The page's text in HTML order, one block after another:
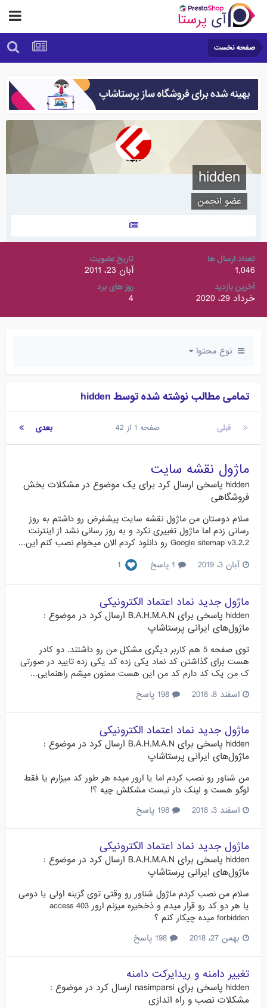
صفحه نخست
hidden
عضو انجمن
تعداد ارسال ها
1,046
تاریخ عضویت
آبان 23، 2011
آخرین بازدید
خرداد 29، 2020
روز های برد
4
نوع محتوا
تمامی مطالب نوشته شده توسط hidden
قبلی بعدی صفحه 1 از 42
ماژول نقشه سایت
hidden پاسخی ارسال کرد برای یک موضوع در مشکلات بخش
فروشگاهی
سلام دوستان من ماژول نقشه سایت پیشفرض رو داشتم به روز
رسانی زدم اما ماژول تغییری نکرد و به روز رسانی نشد از اینترنت
Google sitemap v3.2.2 رو دانلود کردم الان میخوام نصب کنم این...
آبان 3، 2019
1
ماژول جدید نماد اعتماد الکترونیکی
hidden پاسخی برای B.A.H.M.A.N ارسال کرد در موضوع :
ماژول‌های ایرانی پرستاشاپ
توی صفحه 5 هم کاربر دیگری مشکل من رو داشتند. دو کادر
هست برای گذاشتن کد نماد یکی زده کد یکی زده تایید در صورتی
ک من یک کد دارم کد من این هست ممنون میشم راهنمایی...
اسفند 8، 2018
ماژول جدید نماد اعتماد الکترونیکی
hidden پاسخی برای B.A.H.M.A.N ارسال کرد در موضوع :
ماژول‌های ایرانی پرستاشاپ
من شناور رو نصب کردم اما یا ارور میده هر طور کد میزارم یا فقط
لوگو هست و لینک دار نیست مشکلش چیه ؟!
اسفند 3، 2018
ماژول جدید نماد اعتماد الکترونیکی
hidden پاسخی برای B.A.H.M.A.N ارسال کرد در موضوع :
ماژول‌های ایرانی پرستاشاپ
سلام من نصب کردم ماژول شناور رو وقتی توی گزینه اولی یا دومی
یا هر دو کد رو قرار میدم و ذخخیره میزنم ارور 403 access
forbidden میده چیکار کنم ؟
بهمن 27، 2018
تغییر دامنه و ریدایرکت دامنه
hidden پاسخی برای nasimparsi ارسال کرد در موضوع :
مشکلات نصب و راه اندازی